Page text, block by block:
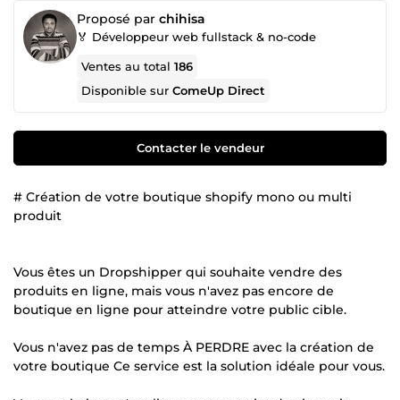
Proposé par chihisa
🏅 Développeur web fullstack & no-code
Ventes au total186
Disponible surComeUp Direct
Contacter le vendeur
# Création de votre boutique shopify mono ou multi
produit
Vous êtes un Dropshipper qui souhaite vendre des
produits en ligne, mais vous n'avez pas encore de
boutique en ligne pour atteindre votre public cible.
Vous n'avez pas de temps À PERDRE avec la création de
votre boutique Ce service est la solution idéale pour vous.